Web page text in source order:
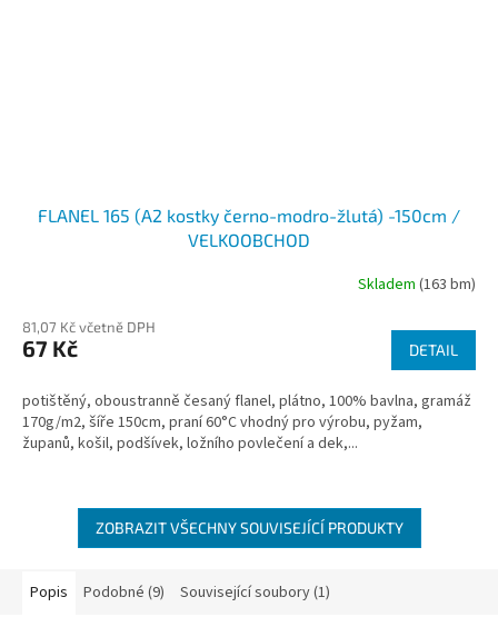
FLANEL 165 (A2 kostky černo-modro-žlutá) -150cm /
VELKOOBCHOD
Skladem (163 bm)
81,07 Kč včetně DPH
67 Kč DETAIL
potištěný, oboustranně česaný flanel, plátno, 100% bavlna, gramáž
170g/m2, šíře 150cm, praní 60°C vhodný pro výrobu, pyžam,
županů, košil, podšívek, ložního povlečení a dek,...
ZOBRAZIT VŠECHNY SOUVISEJÍCÍ PRODUKTY
Popis Podobné (9) Související soubory (1)